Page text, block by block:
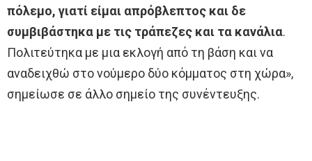
πόλεμο, γιατί είμαι απρόβλεπτος και δε
συμβιβάστηκα με τις τράπεζες και τα κανάλια.
Πολιτεύτηκα με μια εκλογή από τη βάση και να
αναδειχθώ στο νούμερο δύο κόμματος στη χώρα»,
σημείωσε σε άλλο σημείο της συνέντευξης.